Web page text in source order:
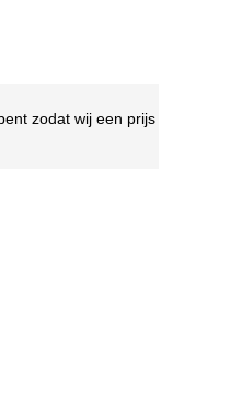
zodat wij een prijs